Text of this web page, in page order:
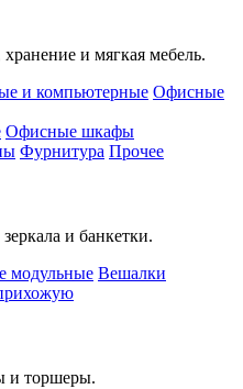
и мягкая мебель.
и компьютерные Офисные
Офисные шкафы
Фурнитура Прочее
и банкетки.
модульные Вешалки
и торшеры.